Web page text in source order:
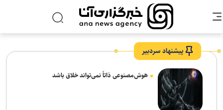
پیشنهاد سردبیر
هوش‌مصنوعی ذاتاً نمی‌تواند خلاق باشد